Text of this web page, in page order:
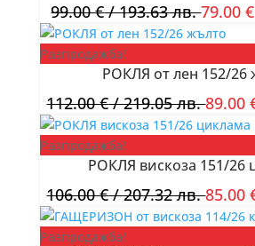
99.00€/ 193.63 лв.79.00€
Разпродажба!
РОКЛЯ от лен 152/26
112.00€/ 219.05 лв.89.00
Разпродажба!
РОКЛЯ вискоза 151/26
106.00€/ 207.32 лв.85.00
Разпродажба!